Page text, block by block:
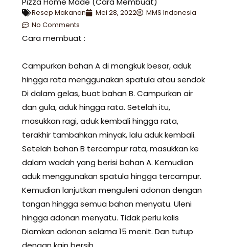
Resep Makanan Mei 28, 2022
MMS Indonesia
No Comments
Cara membuat :
Campurkan bahan A di mangkuk besar, aduk
hingga rata menggunakan spatula atau sendok
Di dalam gelas, buat bahan B. Campurkan air
dan gula, aduk hingga rata. Setelah itu,
masukkan ragi, aduk kembali hingga rata,
terakhir tambahkan minyak, lalu aduk kembali.
Setelah bahan B tercampur rata, masukkan ke
dalam wadah yang berisi bahan A. Kemudian
aduk menggunakan spatula hingga tercampur.
Kemudian lanjutkan menguleni adonan dengan
tangan hingga semua bahan menyatu. Uleni
hingga adonan menyatu. Tidak perlu kalis
Diamkan adonan selama 15 menit. Dan tutup